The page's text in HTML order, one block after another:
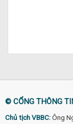
© CỔNG THÔNG
Chủ tịch VBBC:Ông